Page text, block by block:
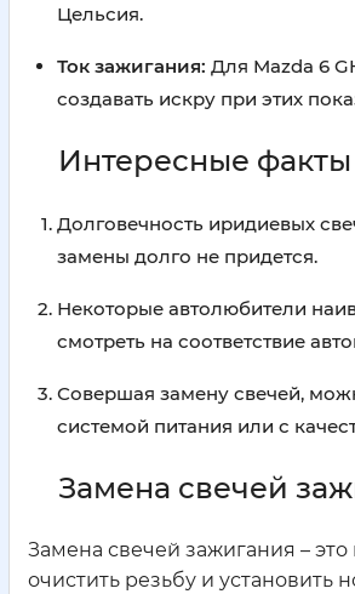
Цельсия.
Ток зажигания: Для Mazda 6
создавать искру при этих
Интересные факты
Долговечность иридиевых
замены долго не придется.
Некоторые автолюбители
смотреть на соответствие
Совершая замену свечей,
системой питания или с
Замена свечей
Замена свечей зажигания – это
очистить резьбу и установить